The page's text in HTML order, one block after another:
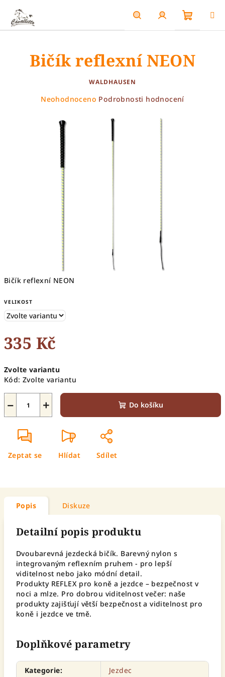
obsah
HledatPřihlášení
košík
Bičík reflexní NEON
VELIKOST
335 Kč
cena:
Zvolte variantu
Kód: Zvolte variantu
+
− Do košíku
Zeptat se Hlídat Sdílet
Bičík reflexní NEON
WALDHAUSEN
Průměrné
produktu
hvězdiček.
Neohodnoceno Podrobnosti hodnocení
Popis Diskuze
Detailní popis produktu
Dvoubarevná jezdecká bičík. Barevný nylon s
integrovaným reflexním pruhem - pro lepší
viditelnost nebo jako módní detail.
Produkty REFLEX pro koně a jezdce – bezpečnost v
noci a mlze. Pro dobrou viditelnost večer: naše
produkty zajišťují větší bezpečnost a viditelnost pro
koně i jezdce ve tmě.
Doplňkové parametry
Kategorie:
Jezdec